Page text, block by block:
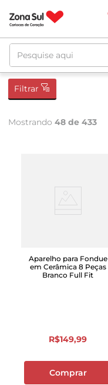
Pesquise aqui
Filtrar
Mostrando 48 de 433
Aparelho para Fondue
em Cerâmica 8 Peças
Branco Full Fit
R$149,99
Comprar